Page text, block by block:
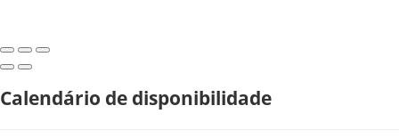
Calendário de disponibilidade